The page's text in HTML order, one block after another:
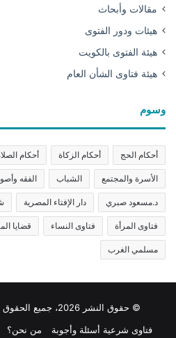
مقالات وأبحاث
هيئات ودور الفتوى
هيئة الفتوى بالكويت
هيئة فتاوى الشأن العام
وسوم
أحكام الحج أحكام الزكاة أحكام
الأسرة والمجتمع الشباب الفقه
د.مسعود صبري دار الإفتاء المصرية
فتاوى المرأة فتاوى النساء قضايا
مسلمي الغرب
© حقوق النشر 2026، جميع الحقوق محفوظة | مفتي أونلاين
فتاوى شرعية أسئلة وأجوبة
من نحن؟